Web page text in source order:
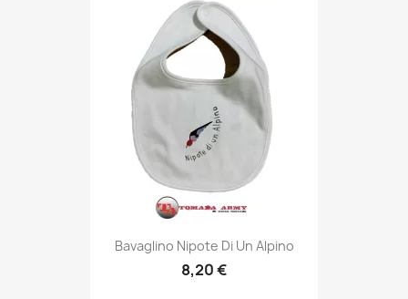
 Anteprima
Bavaglino Nipote Di Un Alpino
8,20 €